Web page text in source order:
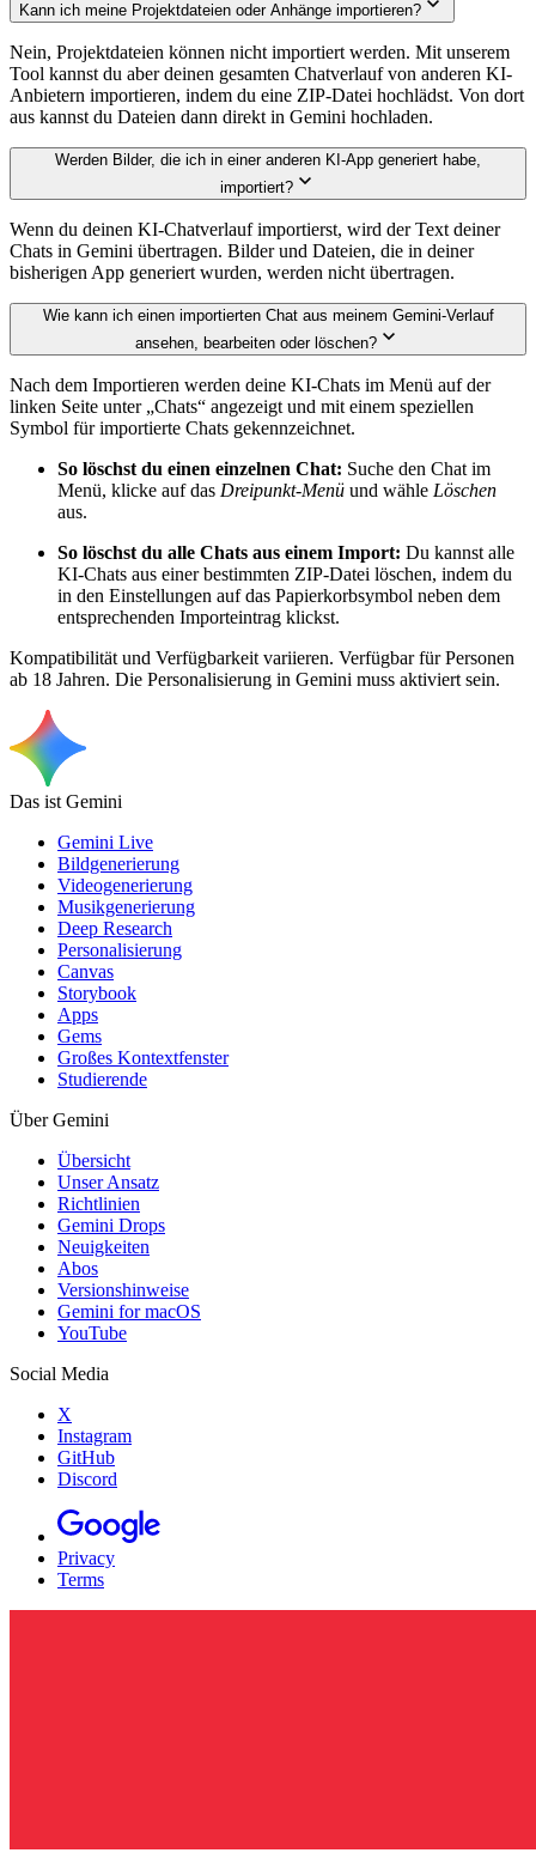
Kann ich meine Projektdateien oder Anhänge importieren?
Nein, Projektdateien können nicht importiert werden. Mit unserem
Tool kannst du aber deinen gesamten Chatverlauf von anderen KI-
Anbietern importieren, indem du eine ZIP-Datei hochlädst. Von dort
aus kannst du Dateien dann direkt in Gemini hochladen.
Werden Bilder, die ich in einer anderen KI-App generiert habe,
importiert?
Wenn du deinen KI-Chatverlauf importierst, wird der Text deiner
Chats in Gemini übertragen. Bilder und Dateien, die in deiner
bisherigen App generiert wurden, werden nicht übertragen.
Wie kann ich einen importierten Chat aus meinem Gemini-Verlauf
ansehen, bearbeiten oder löschen?
Nach dem Importieren werden deine KI-Chats im Menü auf der
linken Seite unter „Chats“ angezeigt und mit einem speziellen
Symbol für importierte Chats gekennzeichnet.
So löschst du einen einzelnen Chat: Suche den Chat im
Menü, klicke auf das Dreipunkt-Menü und wähle Löschen
aus.
So löschst du alle Chats aus einem Import: Du kannst alle
KI-Chats aus einer bestimmten ZIP-Datei löschen, indem du
in den Einstellungen auf das Papierkorbsymbol neben dem
entsprechenden Importeintrag klickst.
Kompatibilität und Verfügbarkeit variieren. Verfügbar für Personen
ab 18 Jahren. Die Personalisierung in Gemini muss aktiviert sein.
Das ist Gemini
Gemini Live
Bildgenerierung
Videogenerierung
Musikgenerierung
Deep Research
Personalisierung
Canvas
Storybook
Apps
Gems
Großes Kontextfenster
Studierende
Über Gemini
Übersicht
Unser Ansatz
Richtlinien
Gemini Drops
Neuigkeiten
Abos
Versionshinweise
Gemini for macOS
YouTube
Social Media
X
Instagram
GitHub
Discord
Privacy
Terms